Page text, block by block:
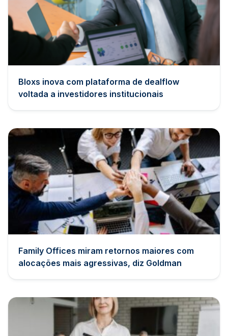
Bloxs inova com plataforma de dealflow
voltada a investidores institucionais
Family Offices miram retornos maiores com
alocações mais agressivas, diz Goldman